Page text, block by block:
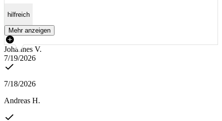
hilfreich
Mehr anzeigen
Johannes V.
7/19/2026
7/18/2026
Andreas H.